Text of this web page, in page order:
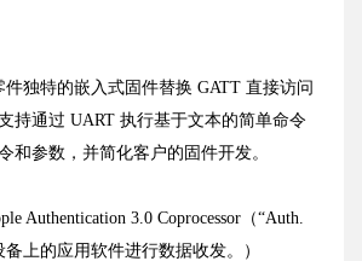
件独特的嵌入式固件替换 GATT 直接访问
持通过 UART 执行基于文本的简单命令
和参数，并简化客户的固件开发。
Authentication 3.0 Coprocessor（“Auth.
备上的应用软件进行数据收发。）